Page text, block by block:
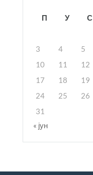
П У С
3
4 5
10
11 12
17
18 19
24
25 26
31
« јун